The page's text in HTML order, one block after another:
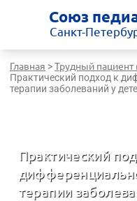
Союз
Санкт-
Главная >Трудный пациент
Практический подход к
терапии заболеваний у
Практический
терапии